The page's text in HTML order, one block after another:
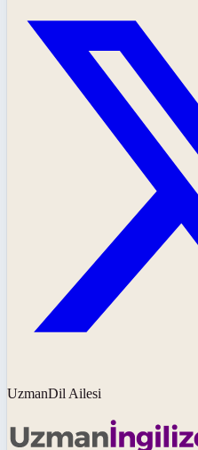
UzmanDil Ailesi